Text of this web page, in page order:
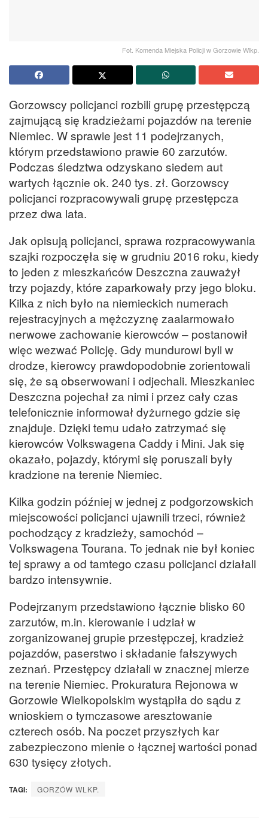
Fot. Komenda Miejska Policji w Gorzowie Wlkp.
Gorzowscy policjanci rozbili grupę przestępczą
zajmującą się kradzieżami pojazdów na terenie
Niemiec. W sprawie jest 11 podejrzanych,
którym przedstawiono prawie 60 zarzutów.
Podczas śledztwa odzyskano siedem aut
wartych łącznie ok. 240 tys. zł. Gorzowscy
policjanci rozpracowywali grupę przestępcza
przez dwa lata.
Jak opisują policjanci, sprawa rozpracowywania
szajki rozpoczęła się w grudniu 2016 roku, kiedy
to jeden z mieszkańców Deszczna zauważył
trzy pojazdy, które zaparkowały przy jego bloku.
Kilka z nich było na niemieckich numerach
rejestracyjnych a mężczyznę zaalarmowało
nerwowe zachowanie kierowców – postanowił
więc wezwać Policję. Gdy mundurowi byli w
drodze, kierowcy prawdopodobnie zorientowali
się, że są obserwowani i odjechali. Mieszkaniec
Deszczna pojechał za nimi i przez cały czas
telefonicznie informował dyżurnego gdzie się
znajduje. Dzięki temu udało zatrzymać się
kierowców Volkswagena Caddy i Mini. Jak się
okazało, pojazdy, którymi się poruszali były
kradzione na terenie Niemiec.
Kilka godzin później w jednej z podgorzowskich
miejscowości policjanci ujawnili trzeci, również
pochodzący z kradzieży, samochód –
Volkswagena Tourana. To jednak nie był koniec
tej sprawy a od tamtego czasu policjanci działali
bardzo intensywnie.
Podejrzanym przedstawiono łącznie blisko 60
zarzutów, m.in. kierowanie i udział w
zorganizowanej grupie przestępczej, kradzież
pojazdów, paserstwo i składanie fałszywych
zeznań. Przestępcy działali w znacznej mierze
na terenie Niemiec. Prokuratura Rejonowa w
Gorzowie Wielkopolskim wystąpiła do sądu z
wnioskiem o tymczasowe aresztowanie
czterech osób. Na poczet przyszłych kar
zabezpieczono mienie o łącznej wartości ponad
630 tysięcy złotych.
TAGI: GORZÓW WLKP.